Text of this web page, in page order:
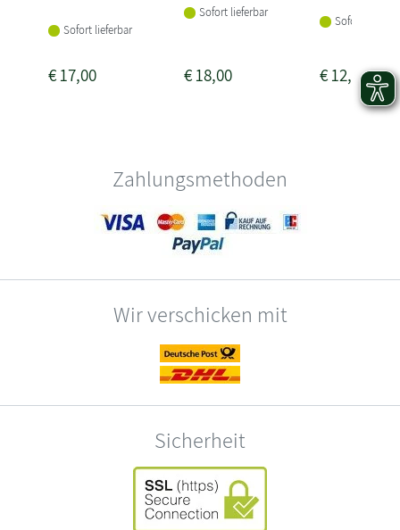
Sofort lieferbar
€17,00
Sofort lieferbar
€18,00
Sofort
€12,00
Zahlungsmethoden
Wir verschicken mit
Sicherheit